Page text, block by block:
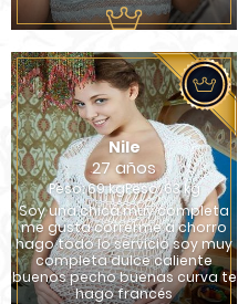
Nile
27 años
Peso: 69 kgPeso: 63 kg
Soy una chica muy completa
me gusta correrme a chorro
hago todo lo servicio soy muy
completa dulce caliente
buenos pecho buenas curva te
hago francés